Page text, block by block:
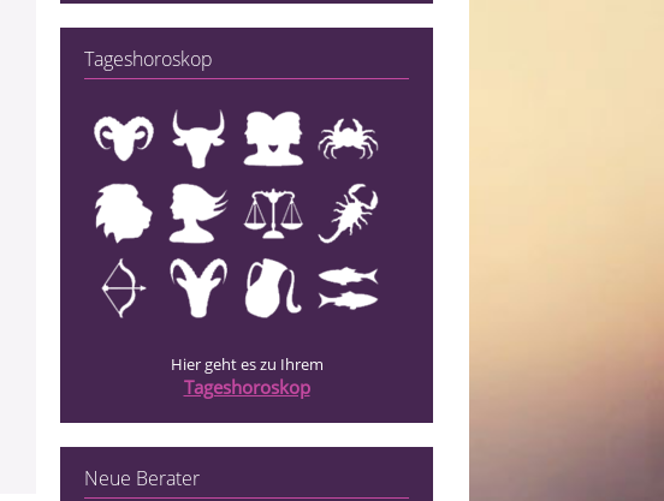
Tageshoroskop
Hier geht es zu Ihrem
Tageshoroskop
Neue Berater